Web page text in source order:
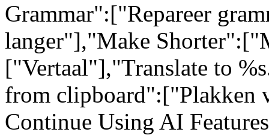
Grammar":["Repareer
langer"],"Make
["Vertaal"],"Translate to
from clipboard":["Plakken
Continue Using AI